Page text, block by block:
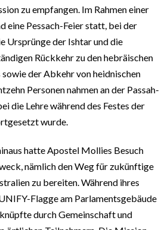
zu empfangen. Im Rahmen einer
eine Pessach-Feier statt, bei der
Ursprünge der Ishtar und die
Rückkehr zu den hebräischen
der Abkehr von heidnischen
Personen nahmen an der Passah-
die Lehre während des Festes der
wurde.
hatte Apostel Mollies Besuch
nämlich den Weg für zukünftige
zu bereiten. Während ihres
Flagge am Parlamentsgebäude
durch Gemeinschaft und